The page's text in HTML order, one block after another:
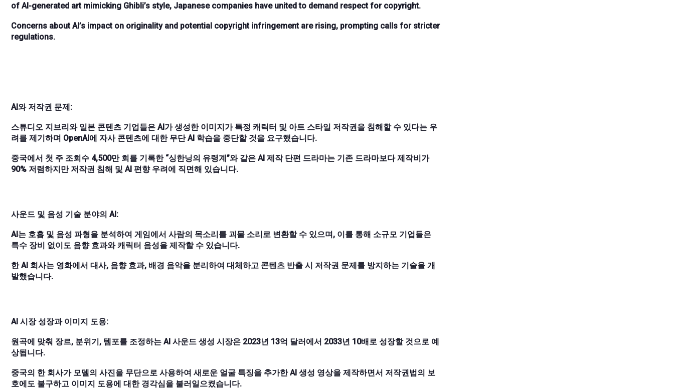
of AI-generated art mimicking Ghibli’s style, Japanese companies have united to demand respect for copyright.
Concerns about AI’s impact on originality and potential copyright infringement are rising, prompting calls for stricter
regulations.
AI와 저작권 문제:
스튜디오 지브리와 일본 콘텐츠 기업들은 AI가 생성한 이미지가 특정 캐릭터 및 아트 스타일 저작권을 침해할 수 있다는 우
려를 제기하며 OpenAI에 자사 콘텐츠에 대한 무단 AI 학습을 중단할 것을 요구했습니다.
중국에서 첫 주 조회수 4,500만 회를 기록한 “싱한닝의 유령계”와 같은 AI 제작 단편 드라마는 기존 드라마보다 제작비가
90% 저렴하지만 저작권 침해 및 AI 편향 우려에 직면해 있습니다.
사운드 및 음성 기술 분야의 AI:
AI는 호흡 및 음성 파형을 분석하여 게임에서 사람의 목소리를 괴물 소리로 변환할 수 있으며, 이를 통해 소규모 기업들은
특수 장비 없이도 음향 효과와 캐릭터 음성을 제작할 수 있습니다.
한 AI 회사는 영화에서 대사, 음향 효과, 배경 음악을 분리하여 대체하고 콘텐츠 반출 시 저작권 문제를 방지하는 기술을 개
발했습니다.
AI 시장 성장과 이미지 도용:
원곡에 맞춰 장르, 분위기, 템포를 조정하는 AI 사운드 생성 시장은 2023년 13억 달러에서 2033년 10배로 성장할 것으로 예
상됩니다.
중국의 한 회사가 모델의 사진을 무단으로 사용하여 새로운 얼굴 특징을 추가한 AI 생성 영상을 제작하면서 저작권법의 보
호에도 불구하고 이미지 도용에 대한 경각심을 불러일으켰습니다.